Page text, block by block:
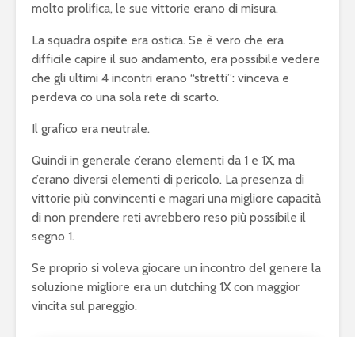
molto prolifica, le sue vittorie erano di misura.
La squadra ospite era ostica. Se è vero che era
difficile capire il suo andamento, era possibile vedere
che gli ultimi 4 incontri erano “stretti”: vinceva e
perdeva co una sola rete di scarto.
Il grafico era neutrale.
Quindi in generale c’erano elementi da 1 e 1X, ma
c’erano diversi elementi di pericolo. La presenza di
vittorie più convincenti e magari una migliore capacità
di non prendere reti avrebbero reso più possibile il
segno 1.
Se proprio si voleva giocare un incontro del genere la
soluzione migliore era un dutching 1X con maggior
vincita sul pareggio.